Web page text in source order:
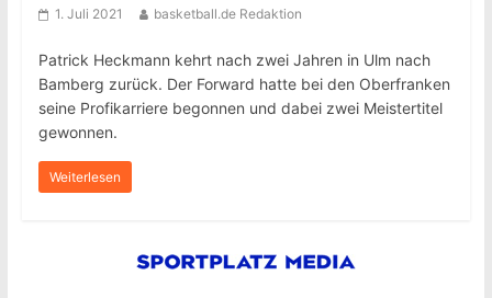
1. Juli 2021 basketball.de Redaktion
Patrick Heckmann kehrt nach zwei Jahren in Ulm nach
Bamberg zurück. Der Forward hatte bei den Oberfranken
seine Profikarriere begonnen und dabei zwei Meistertitel
gewonnen.
Weiterlesen